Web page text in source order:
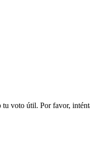
voto útil. Por favor,